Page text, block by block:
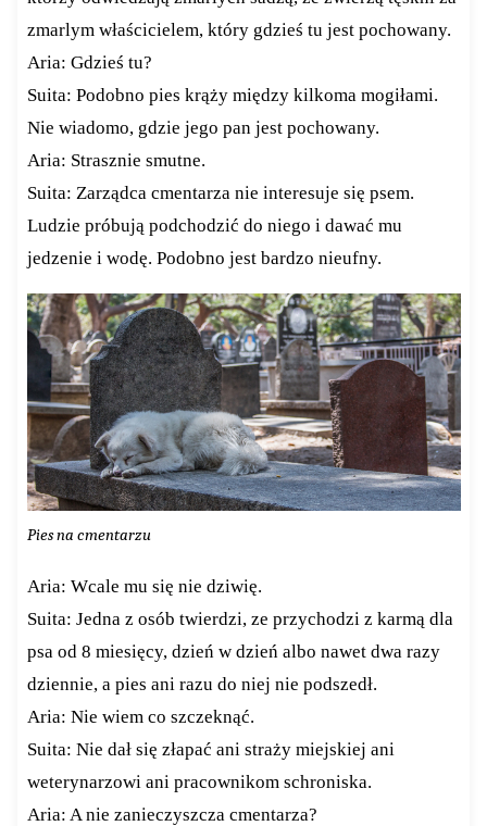
zmarlym właścicielem, który gdzieś tu jest pochowany.
Aria: Gdzieś tu?
Suita: Podobno pies krąży między kilkoma mogiłami.
Nie wiadomo, gdzie jego pan jest pochowany.
Aria: Strasznie smutne.
Suita: Zarządca cmentarza nie interesuje się psem.
Ludzie próbują podchodzić do niego i dawać mu
jedzenie i wodę. Podobno jest bardzo nieufny.
Pies na cmentarzu
Aria: Wcale mu się nie dziwię.
Suita: Jedna z osób twierdzi, ze przychodzi z karmą dla
psa od 8 miesięcy, dzień w dzień albo nawet dwa razy
dziennie, a pies ani razu do niej nie podszedł.
Aria: Nie wiem co szczeknąć.
Suita: Nie dał się złapać ani straży miejskiej ani
weterynarzowi ani pracownikom schroniska.
Aria: A nie zanieczyszcza cmentarza?